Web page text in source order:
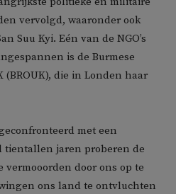
vervolgd, waaronder ook
Suu Kyi. Eén van de NGO’s
is de Burmese
die in Londen haar
met een
jaren proberen de
vermooorden door ons op te
ons land te ontvluchten